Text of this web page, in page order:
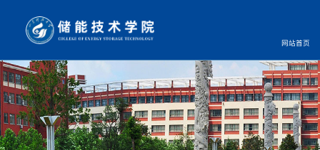
网站首页